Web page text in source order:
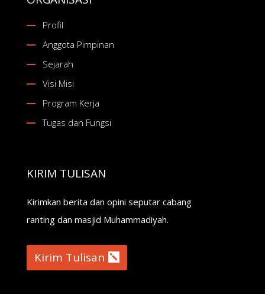
Profil
Anggota Pimpinan
Sejarah
Visi Misi
Program Kerja
Tugas dan Fungsi
KIRIM TULISAN
Kirimkan berita dan opini seputar cabang
ranting dan masjid Muhammadiyah.
Kirim Tulisan